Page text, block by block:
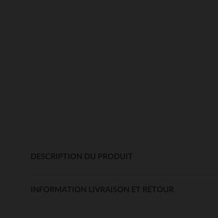
DESCRIPTION DU PRODUIT
INFORMATION LIVRAISON ET RETOUR